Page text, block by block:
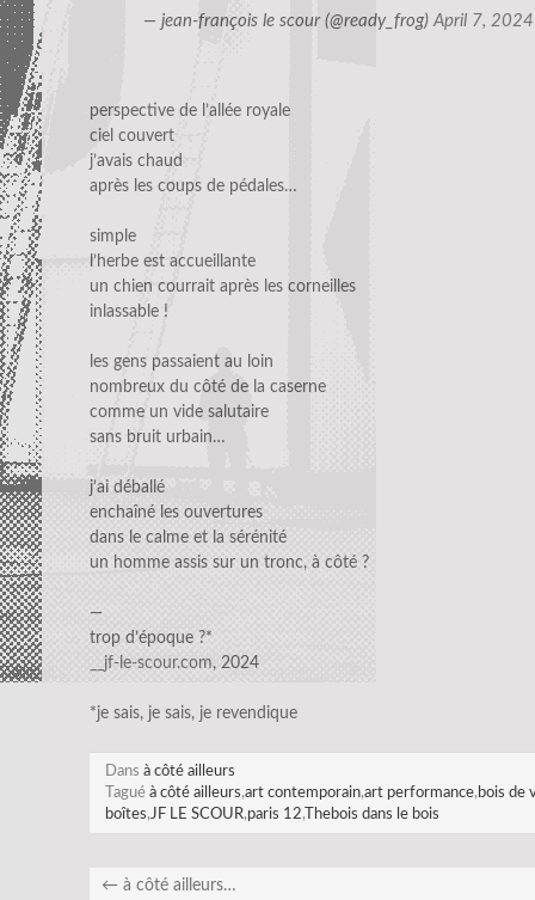
— jean-françois le scour (@ready_frog)April 7, 2024
perspective de l’allée royale
ciel couvert
j’avais chaud
après les coups de pédales…
simple
l’herbe est accueillante
un chien courrait après les corneilles
inlassable !
les gens passaient au loin
nombreux du côté de la caserne
comme un vide salutaire
sans bruit urbain…
j’ai déballé
enchaîné les ouvertures
dans le calme et la sérénité
un homme assis sur un tronc, à côté ?
—
trop d’époque ?*
__jf-le-scour.com, 2024
*je sais, je sais, je revendique
Dans à côté ailleurs
Tagué à côté ailleurs,art contemporain,art performance,bois de
boîtes,JF LE SCOUR,paris 12,Thebois dans le bois
← à côté ailleurs…